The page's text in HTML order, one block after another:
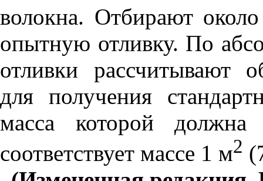
волокна. Отбирают
опытную отливку. По
отливки рассчитывают
для получения
масса которой
соответствует массе 1 м2